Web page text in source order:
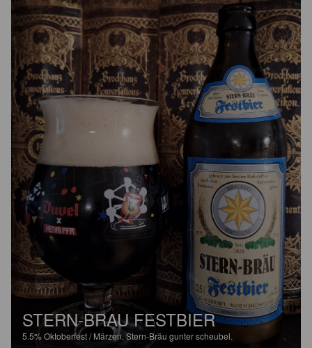
STERN-BRAU FESTBIER
5.5%Oktoberfest / Märzen.Stern-Bräu gunter scheubel.